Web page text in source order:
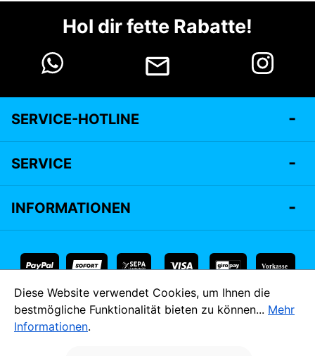
Hol dir fette Rabatte!
SERVICE-HOTLINE
SERVICE
INFORMATIONEN
Vorkasse
* Alle Preise inkl. gesetzl. Mehrwertsteuer zzgl.
Versandkosten
und ggf. Nachnahmegebühren, wenn nicht anders angegeben.
Diese Website verwendet Cookies, um Ihnen die
bestmögliche Funktionalität bieten zu können... Mehr
Informationen.